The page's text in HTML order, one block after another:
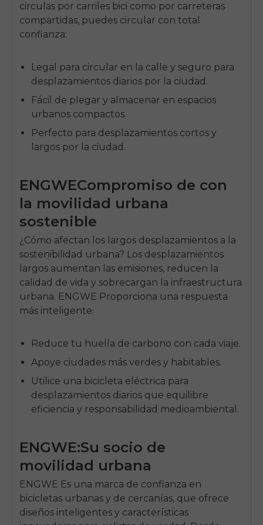
circulas por carriles bici como por carreteras
compartidas, puedes circular con total
confianza:
Legal para circular en la calle y seguro para
desplazamientos diarios por la ciudad.
Fácil de plegar y almacenar en espacios
urbanos compactos.
Perfecto para desplazamientos cortos y
largos por la ciudad.
ENGWECompromiso de con
la movilidad urbana
sostenible
¿Cómo afectan los largos desplazamientos a la
sostenibilidad urbana? Los desplazamientos
largos aumentan las emisiones, reducen la
calidad de vida y sobrecargan la infraestructura
urbana. ENGWE Proporciona una respuesta
más inteligente:
Reduce tu huella de carbono con cada viaje.
Apoye ciudades más verdes y habitables.
Utilice una bicicleta eléctrica para
desplazamientos diarios que equilibre
eficiencia y responsabilidad medioambiental.
ENGWE:Su socio de
movilidad urbana
ENGWE Es una marca de confianza en
bicicletas urbanas y de cercanías, que ofrece
diseños inteligentes y características